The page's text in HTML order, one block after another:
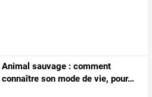
Animal sauvage : comment
connaître son mode de vie, pour…